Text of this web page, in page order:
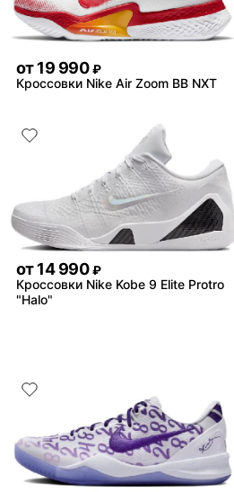
от19 990 ₽
Кроссовки Nike Air Zoom BB NXT
от14 990 ₽
Кроссовки Nike Kobe 9 Elite Protro
"Halo"